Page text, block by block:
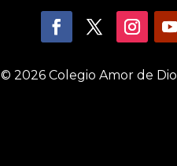
© 2026 Colegio Amor de